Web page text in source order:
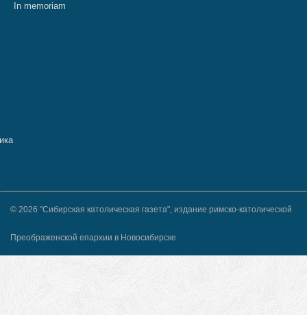
In memoriam
© 2026 "Сибирская католическая газета", издание римско-католической
Преображенской епархии в Новосибирске